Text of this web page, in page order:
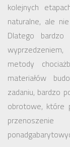
kolejnych
naturalne, ale
Dlatego
metody
materiałów
zadaniu, bardzo
obrotowe, które